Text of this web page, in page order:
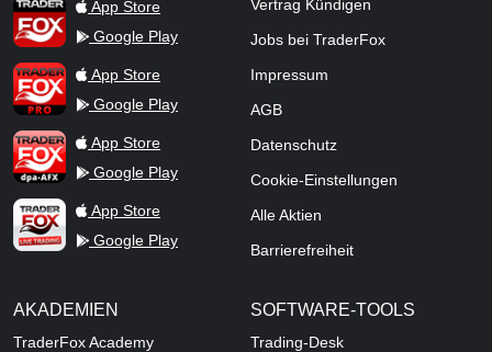
TraderFox AppApp Store
Google Play
TraderFox ProApp Store
Google Play
TraderFox dpa-AFX ProFeed
App Store
Google Play
TraderFox Live Trading
App Store
Google Play
Vertrag Kündigen
Jobs bei TraderFox
Impressum
AGB
Datenschutz
Cookie-Einstellungen
Alle Aktien
Barrierefreiheit
AKADEMIEN
TraderFox Academy
SOFTWARE-TOOLS
Trading-Desk